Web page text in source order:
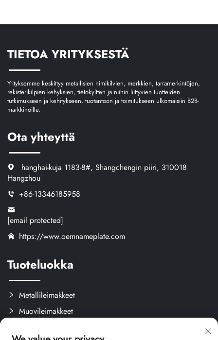
TIETOA YRITYKSESTÄ
Yrityksemme keskittyy metallisien nimikilvien, merkkien, tarramerkintöjen,
rekisterikilpien kehyksien, tietokyltten ja niihin liittyvien tuotteiden
tutkimukseen ja kehitykseen, tuotantoon ja toimitukseen ulkomaisiin B2B-
markkinoille.
Ota yhteyttä
hanghai-kuja 1183-8#, Shangchengin piiri, 310018
Hangzhou
+86-13346185958
[email protected]
https://www.oemnameplate.com
Tuoteluokka
Metallileimakkeet
Muovileimakkeet